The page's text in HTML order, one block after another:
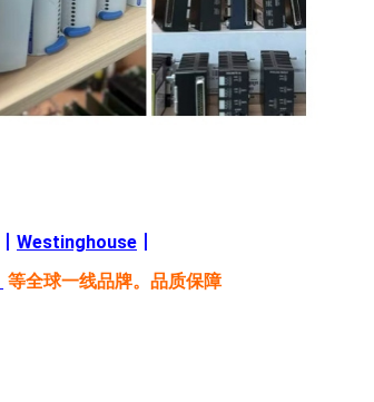
Westinghouse
等全球一线品牌。品质保障